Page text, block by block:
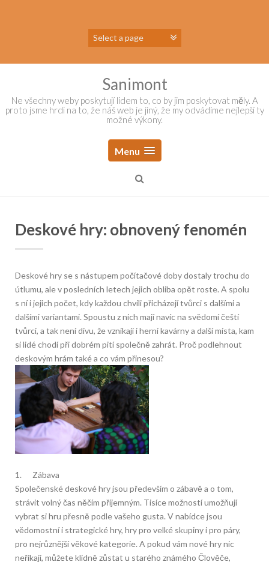
Sanimont
Ne všechny weby poskytují lidem to, co by jim poskytovat měly. A
proto jsme hrdi na to, že náš web je jiný, že my odvádíme nejlepší ty
možné výkony.
Menu
Deskové hry: obnovený fenomén
Deskové hry se s nástupem počítačové doby dostaly trochu do
útlumu, ale v posledních letech jejich obliba opět roste. A spolu
s ní i jejich počet, kdy každou chvíli přicházejí tvůrci s dalšími a
dalšími variantami. Spoustu z nich mají navíc na svědomí čeští
tvůrci, a tak není divu, že vznikají i herní kavárny a další místa, kam
si lidé chodí při dobrém pití společně zahrát. Proč podlehnout
deskovým hrám také a co vám přinesou?
1. Zábava
Společenské deskové hry jsou především o zábavě a o tom,
strávit volný čas něčím příjemným. Tisíce možností umožňují
vybrat si hru přesně podle vašeho gusta. V nabídce jsou
vědomostní i strategické hry, hry pro velké skupiny i pro páry,
pro nejrůznější věkové kategorie. A pokud vám nové hry nic
neříkají, můžete klidně zůstat u starého známého Člověče,